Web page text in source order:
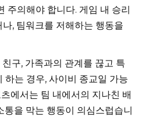
주의해야 합니다. 게임 내 승리
, 팀워크를 저해하는 행동을
친구, 가족과의 관계를 끊고 특
하는 경우, 사이비 종교일 가능
에서는 팀 내에서의 지나친 배
통을 막는 행동이 의심스럽습니